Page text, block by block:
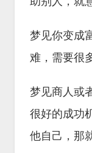
梦见你变成
难，需要很
梦见商人或
很好的成功
他自己，那